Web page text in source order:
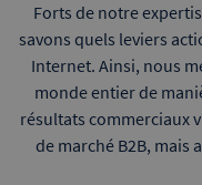
Forts de notre
savons quels leviers
Internet. Ainsi, nous
monde entier de
résultats commerciaux
de marché B2B, mais